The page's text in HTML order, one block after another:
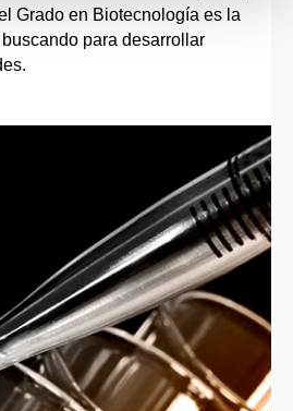
Grado en Biotecnología es la
para desarrollar